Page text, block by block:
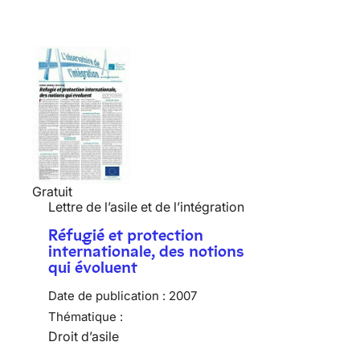
Gratuit
Lettre de l’asile et de l’intégration
Réfugié et protection
internationale, des notions
qui évoluent
Date de publication : 2007
Thématique :
Droit d’asile